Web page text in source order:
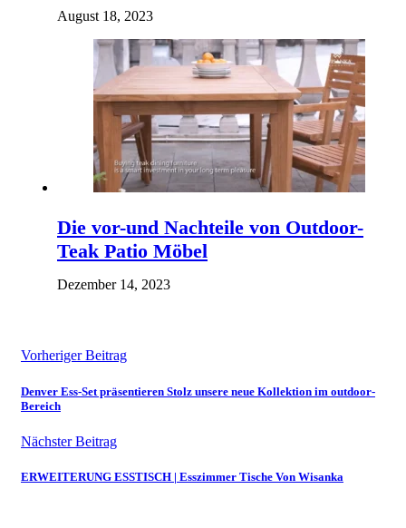
August 18, 2023
Die vor-und Nachteile von Outdoor-
Teak Patio Möbel
Dezember 14, 2023
Vorheriger Beitrag
Denver Ess-Set präsentieren Stolz unsere neue Kollektion im outdoor-
Bereich
Nächster Beitrag
ERWEITERUNG ESSTISCH | Esszimmer Tische Von Wisanka